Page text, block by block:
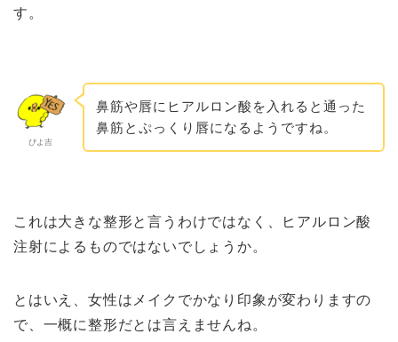
す。
ぴよ吉
鼻筋や唇にヒアルロン酸を入れると通った
鼻筋とぷっくり唇になるようですね。
これは大きな整形と言うわけではなく、ヒアルロン酸
注射によるものではないでしょうか。
とはいえ、女性はメイクでかなり印象が変わりますの
で、一概に整形だとは言えませんね。